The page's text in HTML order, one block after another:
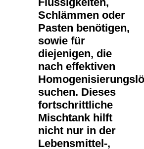
Schlämmen oder
Pasten benötigen,
sowie für
diejenigen, die
nach effektiven
suchen. Dieses
fortschrittliche
Mischtank hilft
nicht nur in der
Lebensmittel-,